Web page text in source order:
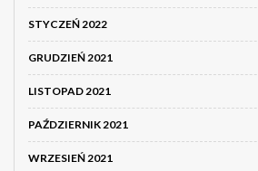
STYCZEŃ 2022
GRUDZIEŃ 2021
LISTOPAD 2021
PAŹDZIERNIK 2021
WRZESIEŃ 2021